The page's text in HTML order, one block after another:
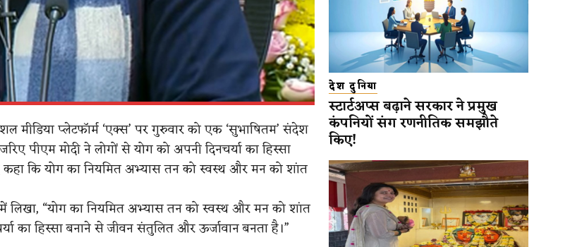
मीडिया प्लेटफॉर्म ‘एक्स’ पर गुरुवार को एक ‘सुभाषितम’ संदेश
पीएम मोदी ने लोगों से योग को अपनी दिनचर्या का हिस्सा
कि योग का नियमित अभ्यास तन को स्वस्थ और मन को शांत
लिखा, “योग का नियमित अभ्यास तन को स्वस्थ और मन को शांत
का हिस्सा बनाने से जीवन संतुलित और ऊर्जावान बनता है।”
देश दुनिया
स्टार्टअप्स बढ़ाने सरकार ने प्रमुख
कंपनियों संग रणनीतिक समझौते
किए!